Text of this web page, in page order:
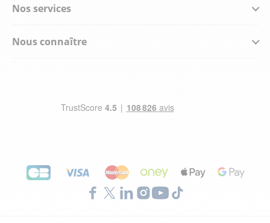
Nos services
Nous connaître